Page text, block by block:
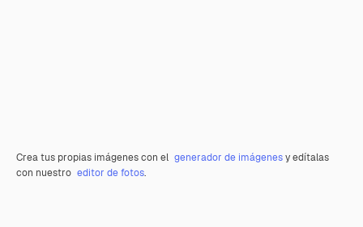
Crea tus propias imágenes con el generador de imágenesy edítalas
con nuestro editor de fotos.